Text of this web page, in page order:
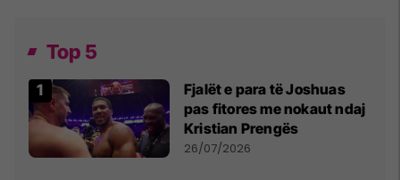
Top 5
Fjalët e para të Joshuas
pas fitores me nokaut ndaj
Kristian Prengës
26/07/2026